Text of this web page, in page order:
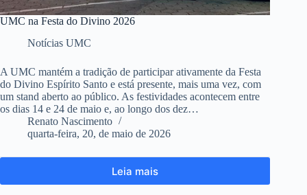
UMC na Festa do Divino 2026
Notícias UMC
A UMC mantém a tradição de participar ativamente da Festa
do Divino Espírito Santo e está presente, mais uma vez, com
um stand aberto ao público. As festividades acontecem entre
os dias 14 e 24 de maio e, ao longo dos dez…
Renato Nascimento
quarta-feira, 20, de maio de 2026
Leia mais